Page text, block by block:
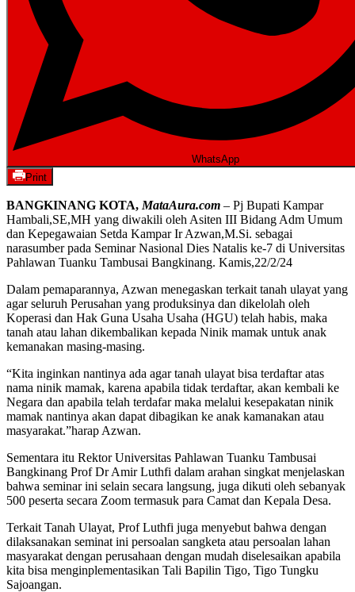
WhatsApp
Print
BANGKINANG KOTA, MataAura.com – Pj Bupati Kampar
Hambali,SE,MH yang diwakili oleh Asiten III Bidang Adm Umum
dan Kepegawaian Setda Kampar Ir Azwan,M.Si. sebagai
narasumber pada Seminar Nasional Dies Natalis ke-7 di Universitas
Pahlawan Tuanku Tambusai Bangkinang. Kamis,22/2/24
Dalam pemaparannya, Azwan menegaskan terkait tanah ulayat yang
agar seluruh Perusahan yang produksinya dan dikelolah oleh
Koperasi dan Hak Guna Usaha Usaha (HGU) telah habis, maka
tanah atau lahan dikembalikan kepada Ninik mamak untuk anak
kemanakan masing-masing.
“Kita inginkan nantinya ada agar tanah ulayat bisa terdaftar atas
nama ninik mamak, karena apabila tidak terdaftar, akan kembali ke
Negara dan apabila telah terdafar maka melalui kesepakatan ninik
mamak nantinya akan dapat dibagikan ke anak kamanakan atau
masyarakat.”harap Azwan.
Sementara itu Rektor Universitas Pahlawan Tuanku Tambusai
Bangkinang Prof Dr Amir Luthfi dalam arahan singkat menjelaskan
bahwa seminar ini selain secara langsung, juga dikuti oleh sebanyak
500 peserta secara Zoom termasuk para Camat dan Kepala Desa.
Terkait Tanah Ulayat, Prof Luthfi juga menyebut bahwa dengan
dilaksanakan seminat ini persoalan sangketa atau persoalan lahan
masyarakat dengan perusahaan dengan mudah diselesaikan apabila
kita bisa menginplementasikan Tali Bapilin Tigo, Tigo Tungku
Sajoangan.